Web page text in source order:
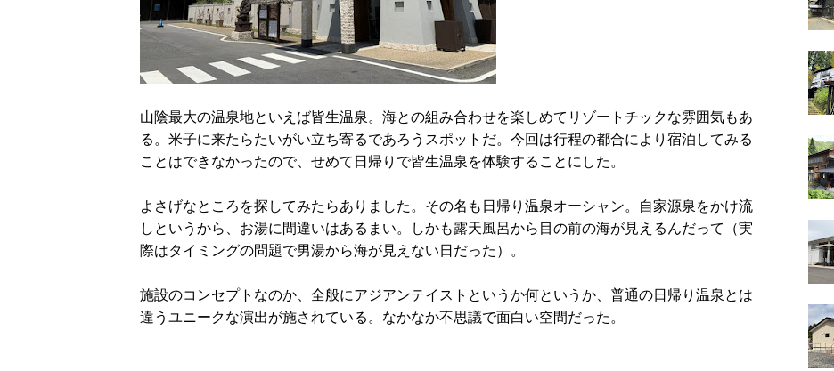
山陰最大の温泉地といえば皆生温泉。海との組み合わせを楽しめてリゾートチックな雰囲気もあ
る。米子に来たらたいがい立ち寄るであろうスポットだ。今回は行程の都合により宿泊してみる
ことはできなかったので、せめて日帰りで皆生温泉を体験することにした。
よさげなところを探してみたらありました。その名も日帰り温泉オーシャン。自家源泉をかけ流
しというから、お湯に間違いはあるまい。しかも露天風呂から目の前の海が見えるんだって（実
際はタイミングの問題で男湯から海が見えない日だった）。
施設のコンセプトなのか、全般にアジアンテイストというか何というか、普通の日帰り温泉とは
違うユニークな演出が施されている。なかなか不思議で面白い空間だった。